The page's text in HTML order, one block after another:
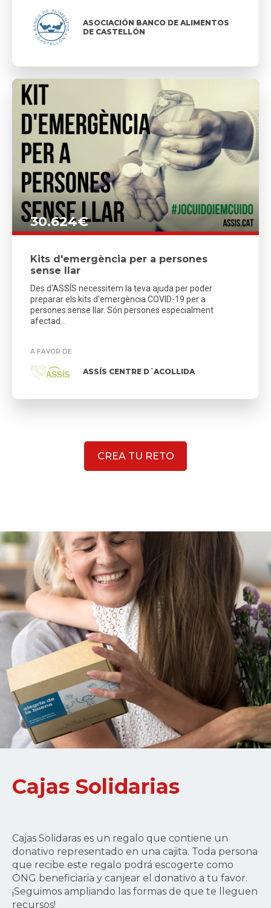
ASOCIACIÓN BANCO DE ALIMENTOS
DE CASTELLÓN
30.624€
Kits d'emergència per a persones
sense llar
Des d'ASSÍS necessitem la teva ajuda per poder
preparar els kits d'emergència COVID-19 per a
persones sense llar. Són persones especialment
afectad...
A FAVOR DE
ASSÍS CENTRE D´ACOLLIDA
CREA TU RETO
Cajas Solidarias
Cajas Solidaras es un regalo que contiene un
donativo representado en una cajita. Toda persona
que recibe este regalo podrá escogerte como
ONG beneficiaria y canjear el donativo a tu favor.
¡Seguimos ampliando las formas de que te lleguen
recursos!